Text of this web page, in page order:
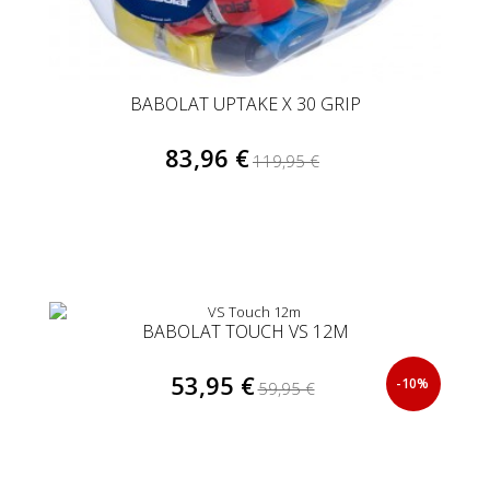
BABOLAT UPTAKE X 30 GRIP
83,96 €119,95 €
BABOLAT TOUCH VS 12M
53,95 €59,95 € -10%